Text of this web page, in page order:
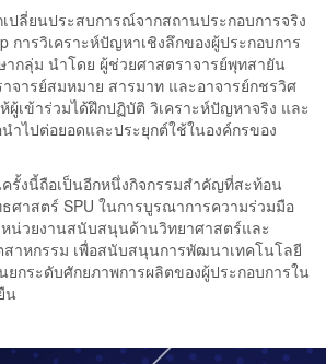
ปลี่ยนประสบการณ์จากสถานประกอบการจริง
การวิเคราะห์ปัญหาเชิงลึกของผู้ประกอบการ
กลุ่ม นำโดย ผู้ช่วยศาสตราจารย์พุทสายัน
จารย์สมหมาย สารมาท และอาจารย์กชรวิศ
ผู้เข้าร่วมได้ฝึกปฏิบัติ วิเคราะห์ปัญหาจริง และ
ำไปต่อยอดและประยุกต์ใช้ในองค์กรของ
รั้งนี้ถือเป็นอีกหนึ่งกิจกรรมสำคัญที่สะท้อน
ศาสตร์ SPU ในการบูรณาการความร่วมมือ
หน่วยงานสนับสนุนด้านวิทยาศาสตร์และ
สาหกรรม เพื่อสนับสนุนการพัฒนาเทคโนโลยี
กระดับศักยภาพการผลิตของผู้ประกอบการใน
น